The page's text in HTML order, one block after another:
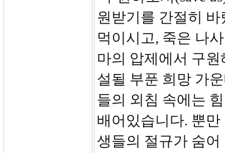
원받기를 간절히
먹이시고, 죽은 나
마의 압제에서 구
설될 부푼 희망 가
들의 외침 속에는
배어있습니다. 뿐
생들의 절규가 숨